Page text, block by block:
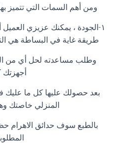
ومن أهم السمات التي تتميز
١-الجودة ، يمكنك عزيزي
طريقة غاية في البساطة هي
وطلب مساعدته لحل أي من
أجهزتك
بعد حصولك عليها كل ما عليك
المنزلي خاصتك
بالطبع سوف حدائق الاهرام